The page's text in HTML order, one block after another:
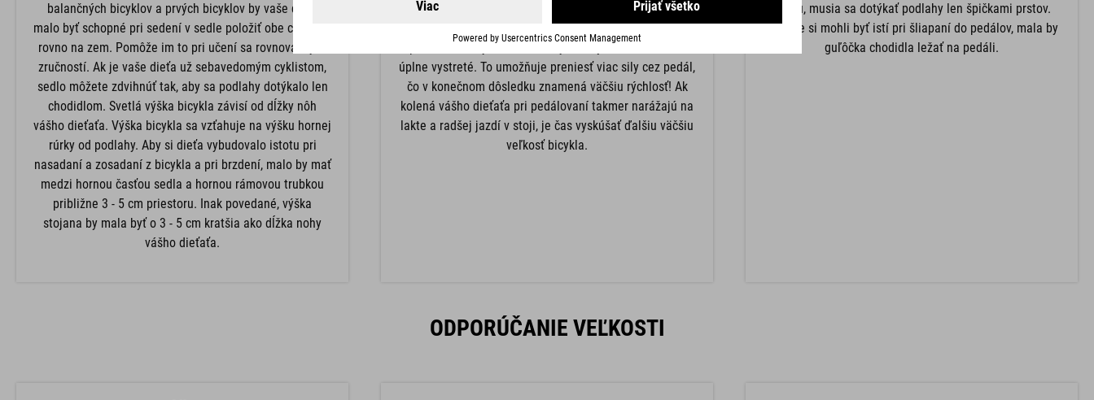
balančných bicyklov a prvých bicyklov by vaše dieťa
malo byť schopné pri sedení v sedle položiť obe chodidlá
rovno na zem. Pomôže im to pri učení sa rovnovážnych
zručností. Ak je vaše dieťa už sebavedomým cyklistom,
sedlo môžete zdvihnúť tak, aby sa podlahy dotýkalo len
chodidlom. Svetlá výška bicykla závisí od dĺžky nôh
vášho dieťaťa. Výška bicykla sa vzťahuje na výšku hornej
rúrky od podlahy. Aby si dieťa vybudovalo istotu pri
nasadaní a zosadaní z bicykla a pri brzdení, malo by mať
medzi hornou časťou sedla a hornou rámovou trubkou
približne 3 - 5 cm priestoru. Inak povedané, výška
stojana by mala byť o 3 - 5 cm kratšia ako dĺžka nohy
vášho dieťaťa.
kolene, aby bolo ľahké položiť nohy na rovinu v ťažkej
situácii. Dospelí a sebavedomejšie deti môžu pri
pedálovaní zvýšiť sedlo, až kým nie je koleno takmer
úplne vystreté. To umožňuje preniesť viac sily cez pedál,
čo v konečnom dôsledku znamená väčšiu rýchlosť! Ak
kolená vášho dieťaťa pri pedálovaní takmer narážajú na
lakte a radšej jazdí v stoji, je čas vyskúšať ďalšiu väčšiu
veľkosť bicykla.
istotu, musia sa dotýkať podlahy len špičkami prstov.
Aby ste si mohli byť istí pri šliapaní do pedálov, mala by
guľôčka chodidla ležať na pedáli.
ODPORÚČANIE VEĽKOSTI